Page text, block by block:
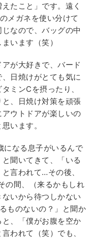
たこと」です。遠く
メガネを使い分けて
なので、バッグの中
います（笑）
が大好きで、バード
日焼けがとても気に
ミンCを摂ったり、
、日焼け対策を頑張
ウトドアが楽しいの
います。
になる息子がいるんで
聞いてきて、「いる
言われて…その後、
の間、（来るかもしれ
いから待つしかない
ものないの？」と聞か
、「僕がお腹を空か
われて（笑）でも、